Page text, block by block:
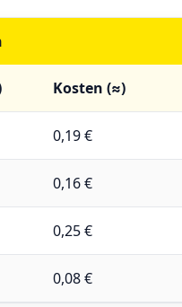
Kosten (≈)
0,19 €
0,16 €
0,25 €
0,08 €